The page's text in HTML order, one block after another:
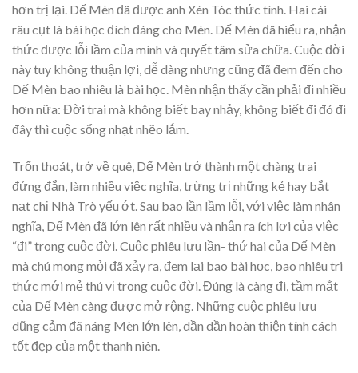
hơn trị lại. Dế Mèn đã được anh Xén Tóc thức tình. Hai cái
râu cụt là bài học đích đáng cho Mèn. Dế Mèn đã hiểu ra, nhận
thức được lỗi lầm của mình và quyết tâm sửa chữa. Cuộc đời
này tuy không thuận lợi, dễ dàng nhưng cũng đã đem đến cho
Dế Mèn bao nhiêu là bài học. Mèn nhận thấy cần phải đi nhiều
hơn nữa: Đời trai mà không biết bay nhảy, không biết đi đó đi
đây thì cuộc sổng nhạt nhẽo lắm.
Trốn thoát, trở về quê, Dế Mèn trở thành một chàng trai
đứng đắn, làm nhiều việc nghĩa, trừng trị những kẻ hay bắt
nạt chị Nhà Trò yếu ớt. Sau bao lần lầm lỗi, với việc làm nhân
nghĩa, Dế Mèn đã lớn lên rất nhiều và nhận ra ích lợi của việc
“đi” trong cuộc đời. Cuộc phiêu lưu lần- thứ hai của Dế Mèn
mà chú mong mỏi đã xảy ra, đem lại bao bài học, bao nhiêu tri
thức mới mẻ thú vị trong cuộc đời. Đúng là càng đi, tầm mắt
của Dế Mèn càng được mở rộng. Những cuộc phiêu lưu
dũng cảm đã náng Mèn lớn lên, dần dần hoàn thiện tính cách
tốt đẹp của một thanh niên.